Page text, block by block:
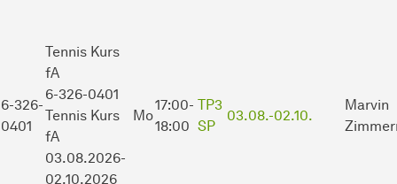
6-326-
0401
Tennis Kurs
fA
6-326-0401
Tennis Kurs
fA
03.08.2026-
02.10.2026
Mo
17:00-
18:00
TP3
SP
03.08.-02.10.
Marvin